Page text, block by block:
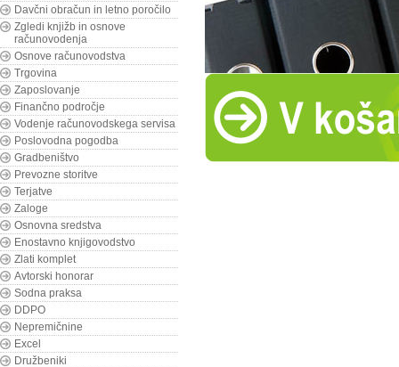
Davčni obračun in letno poročilo
Zgledi knjižb in osnove
računovodenja
Osnove računovodstva
Trgovina
Zaposlovanje
Finančno področje
Vodenje računovodskega servisa
Poslovodna pogodba
Gradbeništvo
Prevozne storitve
Terjatve
Zaloge
Osnovna sredstva
Enostavno knjigovodstvo
Zlati komplet
Avtorski honorar
Sodna praksa
DDPO
Nepremičnine
Excel
Družbeniki